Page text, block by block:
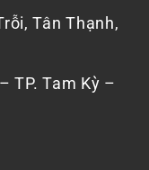
Tân Thạnh,
TP. Tam Kỳ –